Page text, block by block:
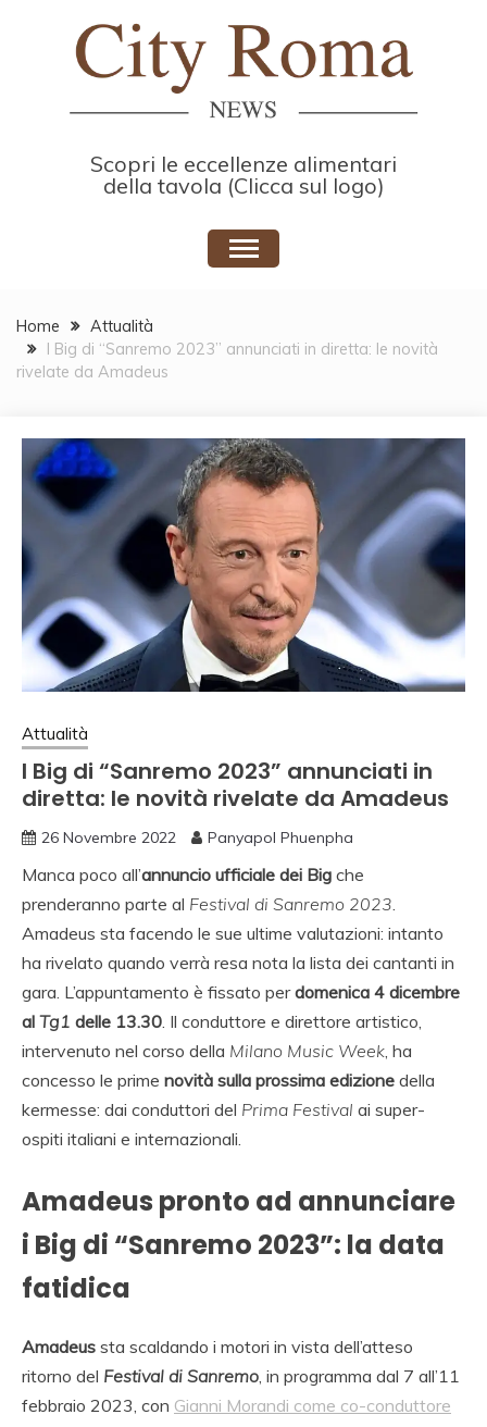
Scopri le eccellenze alimentari
della tavola (Clicca sul logo)
Home
Attualità
I Big di “Sanremo 2023” annunciati in diretta: le novità
rivelate da Amadeus
Attualità
I Big di “Sanremo 2023” annunciati in
diretta: le novità rivelate da Amadeus
26 Novembre 2022 Panyapol Phuenpha
Manca poco all’annuncio ufficiale dei Big che
prenderanno parte al Festival di Sanremo 2023.
Amadeus sta facendo le sue ultime valutazioni: intanto
ha rivelato quando verrà resa nota la lista dei cantanti in
gara. L’appuntamento è fissato perdomenica 4 dicembre
al Tg1 delle 13.30. Il conduttore e direttore artistico,
intervenuto nel corso della Milano Music Week, ha
concesso le prime novità sulla prossima edizione della
kermesse: dai conduttori del Prima Festival ai super-
ospiti italiani e internazionali.
Amadeus pronto ad annunciare
i Big di “Sanremo 2023”: la data
fatidica
Amadeus sta scaldando i motori in vista dell’atteso
ritorno del Festival di Sanremo , in programma dal 7 all’11
febbraio 2023, con Gianni Morandi come co-conduttore